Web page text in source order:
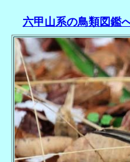
六甲山系の鳥類図鑑